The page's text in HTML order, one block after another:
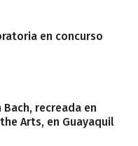
en concurso
recreada en
Arts, en Guayaquil